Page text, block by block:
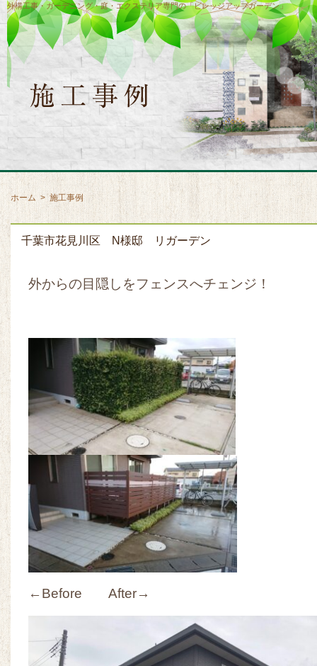
外構工事・ガーデニング・庭・エクステリア専門の「ビレッジアップガーデン」
ホーム > 施工事例
千葉市花見川区 N様邸 リガーデン
外からの目隠しをフェンスへチェンジ！
←Before After→